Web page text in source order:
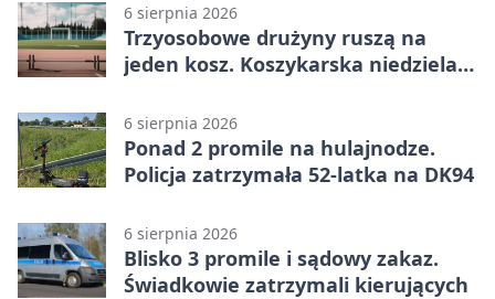
6 sierpnia 2026
Trzyosobowe drużyny ruszą na
jeden kosz. Koszykarska niedziela
6 sierpnia 2026
Ponad 2 promile na hulajnodze.
Policja zatrzymała 52-latka na DK94
6 sierpnia 2026
Blisko 3 promile i sądowy zakaz.
Świadkowie zatrzymali kierujących